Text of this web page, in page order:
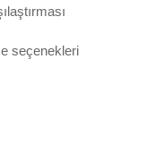
seçenekleri